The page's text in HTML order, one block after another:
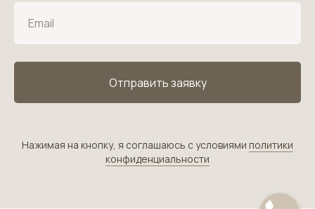
Email
Отправить заявку
Нажимая на кнопку, я соглашаюсь с условиями политики
конфиденциальности